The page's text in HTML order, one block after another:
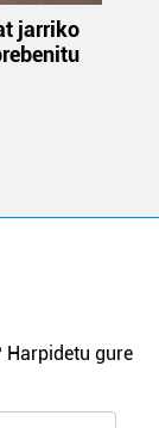
jarriko
Harpidetu gure